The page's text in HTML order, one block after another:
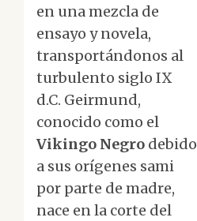
en una mezcla de
ensayo y novela,
transportándonos al
turbulento siglo IX
d.C. Geirmund,
conocido como el
Vikingo Negro debido
a sus orígenes sami
por parte de madre,
nace en la corte del